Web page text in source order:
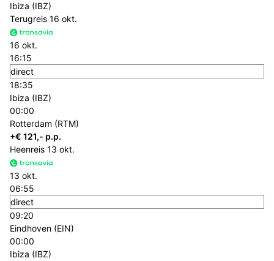
Ibiza (IBZ)
Terugreis 16 okt.
16 okt.
16:15
direct
18:35
Ibiza (IBZ)
00:00
Rotterdam (RTM)
+€ 121,- p.p.
Heenreis 13 okt.
13 okt.
06:55
direct
09:20
Eindhoven (EIN)
00:00
Ibiza (IBZ)